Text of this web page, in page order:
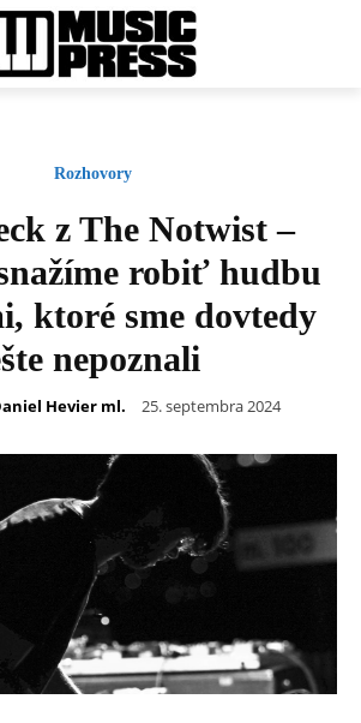
Rozhovory
z The Notwist –
robiť hudbu
ktoré sme dovtedy
nepoznali
Hevier ml. 25. septembra 2024